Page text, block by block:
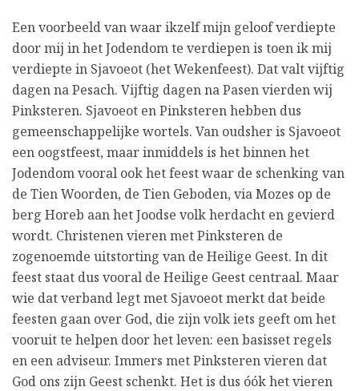
Een voorbeeld van waar ikzelf mijn geloof verdiepte
door mij in het Jodendom te verdiepen is toen ik mij
verdiepte in Sjavoeot (het Wekenfeest). Dat valt vijftig
dagen na Pesach. Vijftig dagen na Pasen vierden wij
Pinksteren. Sjavoeot en Pinksteren hebben dus
gemeenschappelijke wortels. Van oudsher is Sjavoeot
een oogstfeest, maar inmiddels is het binnen het
Jodendom vooral ook het feest waar de schenking van
de Tien Woorden, de Tien Geboden, via Mozes op de
berg Horeb aan het Joodse volk herdacht en gevierd
wordt. Christenen vieren met Pinksteren de
zogenoemde uitstorting van de Heilige Geest. In dit
feest staat dus vooral de Heilige Geest centraal. Maar
wie dat verband legt met Sjavoeot merkt dat beide
feesten gaan over God, die zijn volk iets geeft om het
vooruit te helpen door het leven: een basisset regels
en een adviseur. Immers met Pinksteren vieren dat
God ons zijn Geest schenkt. Het is dus óók het vieren